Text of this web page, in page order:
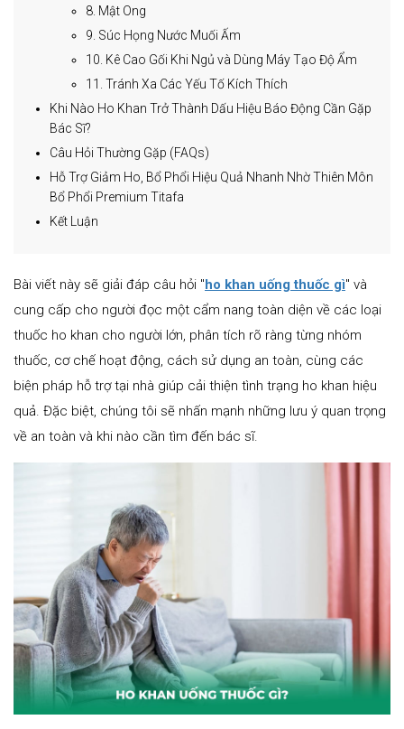
8. Mật Ong
9. Súc Họng Nước Muối Ấm
10. Kê Cao Gối Khi Ngủ và Dùng Máy Tạo Độ Ẩm
11. Tránh Xa Các Yếu Tố Kích Thích
Khi Nào Ho Khan Trở Thành Dấu Hiệu Báo Động Cần Gặp
Bác Sĩ?
Câu Hỏi Thường Gặp (FAQs)
Hỗ Trợ Giảm Ho, Bổ Phổi Hiệu Quả Nhanh Nhờ Thiên Môn
Bổ Phổi Premium Titafa
Kết Luận
Bài viết này sẽ giải đáp câu hỏi "ho khan uống thuốc gì" và
cung cấp cho người đọc một cẩm nang toàn diện về các loại
thuốc ho khan cho người lớn, phân tích rõ ràng từng nhóm
thuốc, cơ chế hoạt động, cách sử dụng an toàn, cùng các
biện pháp hỗ trợ tại nhà giúp cải thiện tình trạng ho khan hiệu
quả. Đặc biệt, chúng tôi sẽ nhấn mạnh những lưu ý quan trọng
về an toàn và khi nào cần tìm đến bác sĩ.